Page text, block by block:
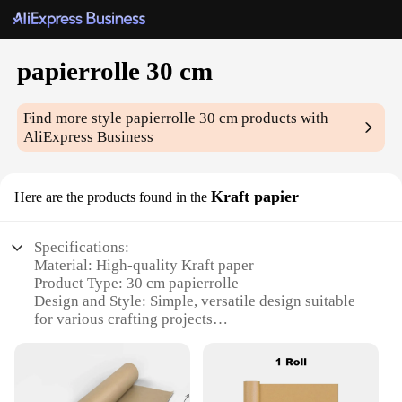
papierrolle 30 cm
Find more stylepapierrolle 30 cm products with
AliExpress Business
Here are the products found in the Kraft papier
Specifications:
Material: High-quality Kraft paper
Product Type: 30 cm papierrolle
Design and Style: Simple, versatile design suitable
for various crafting projects
Shape and Size: 30 cm diameter, perfect for easy
handling and storage